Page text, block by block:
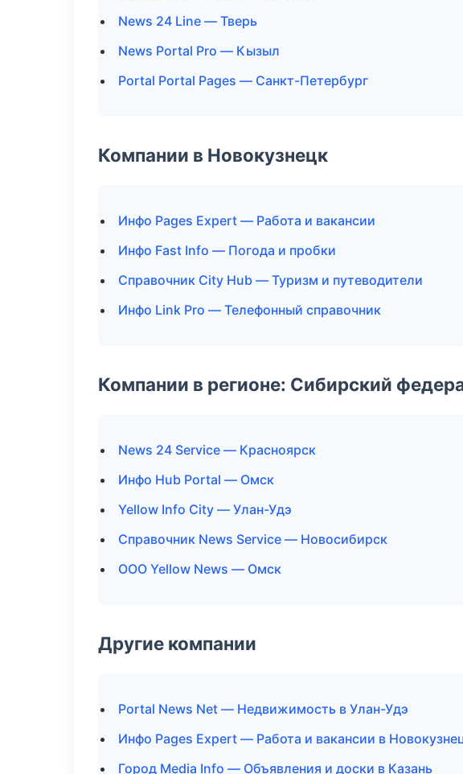
News 24 Line — Тверь
News Portal Pro — Кызыл
Portal Portal Pages — Санкт-Петербург
Компании в Новокузнецк
Инфо Pages Expert — Работа и вакансии
Инфо Fast Info — Погода и пробки
Справочник City Hub — Туризм и путеводители
Инфо Link Pro — Телефонный справочник
Компании в регионе: Сибирский
News 24 Service — Красноярск
Инфо Hub Portal — Омск
Yellow Info City — Улан-Удэ
Справочник News Service — Новосибирск
ООО Yellow News — Омск
Другие компании
Portal News Net — Недвижимость в Улан-Удэ
Инфо Pages Expert — Работа и вакансии в
Город Media Info — Объявления и доски в Казань